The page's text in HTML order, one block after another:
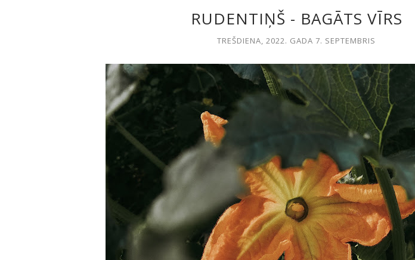
RUDENTIŅŠ - BAGĀTS VĪRS
TREŠDIENA, 2022. GADA 7. SEPTEMBRIS